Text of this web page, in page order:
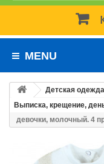
MENU
Детская одежда
Выписка, крещение,
девочки, молочный. 4